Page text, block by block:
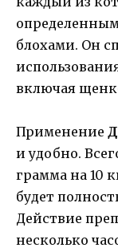
блохами. Он
включая
Применение
и удобно.
грамма на 10
будет
Действие
несколько